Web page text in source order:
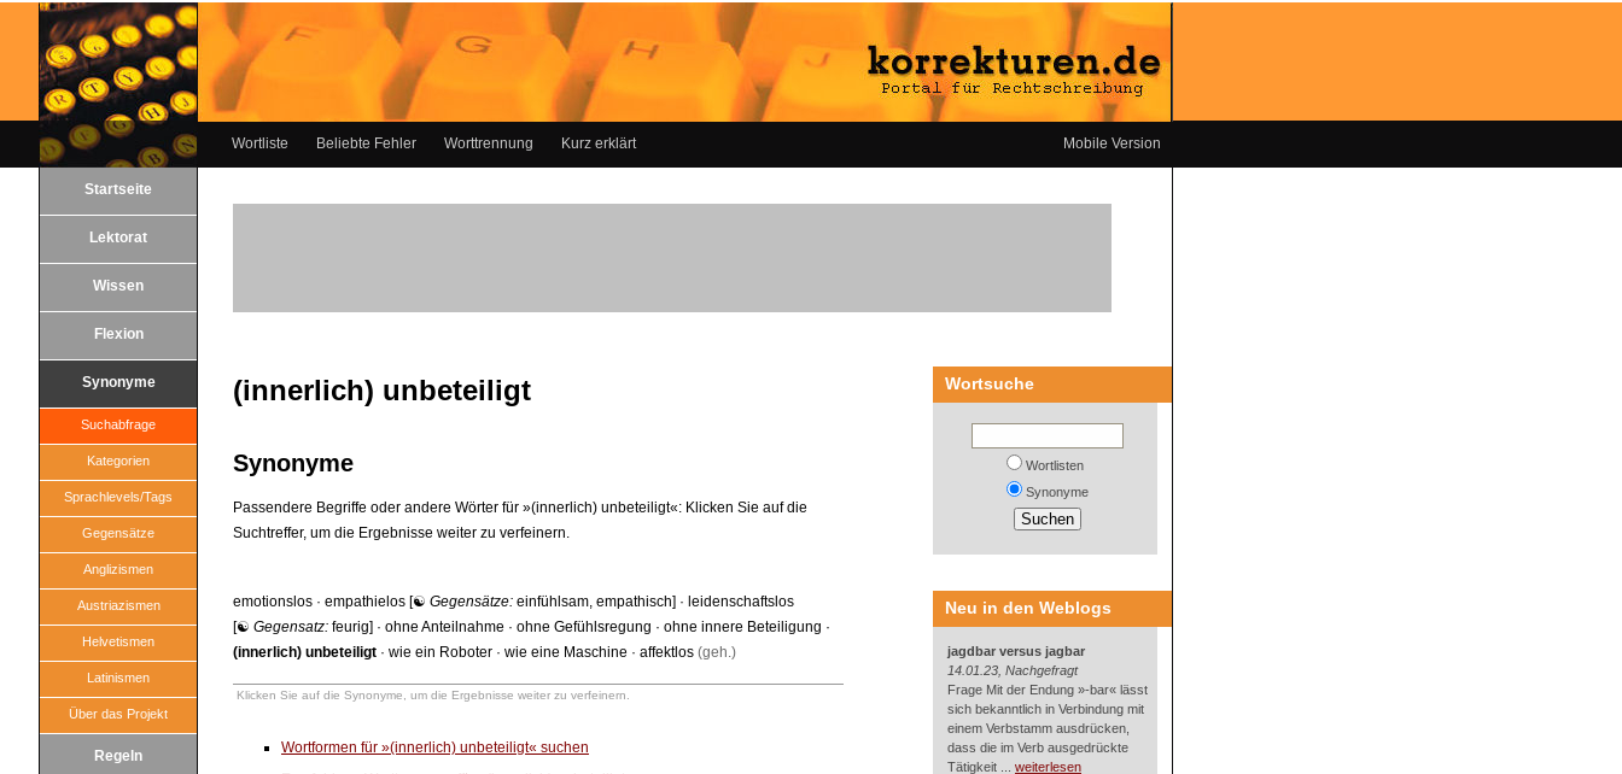
Wortliste Beliebte Fehler Worttrennung Kurz erklärt Mobile Version
Startseite
Lektorat
Wissen
Flexion
Synonyme
Suchabfrage
Kategorien
Sprachlevels/Tags
Gegensätze
Anglizismen
Austriazismen
Helvetismen
Latinismen
Über das Projekt
Regeln
(innerlich) unbeteiligt
Synonyme
Passendere Begriffe oder andere Wörter für »(innerlich) unbeteiligt«: Klicken Sie auf die
Suchtreffer, um die Ergebnisse weiter zu verfeinern.
emotionslos · empathielos [☯ Gegensätze: einfühlsam, empathisch] · leidenschaftslos
[☯ Gegensatz: feurig] · ohne Anteilnahme · ohne Gefühlsregung · ohne innere Beteiligung ·
(innerlich) unbeteiligt · wie ein Roboter · wie eine Maschine · affektlos (geh.)
Klicken Sie auf die Synonyme, um die Ergebnisse weiter zu verfeinern.
Wortformen für »(innerlich) unbeteiligt« suchen
Wortsuche
Wortlisten
Synonyme
Neu in den Weblogs
jagdbar versus jagbar
14.01.23, Nachgefragt
Frage Mit der Endung »-bar« lässt
sich bekanntlich in Verbindung mit
einem Verbstamm ausdrücken,
dass die im Verb ausgedrückte
Tätigkeit ... weiterlesen